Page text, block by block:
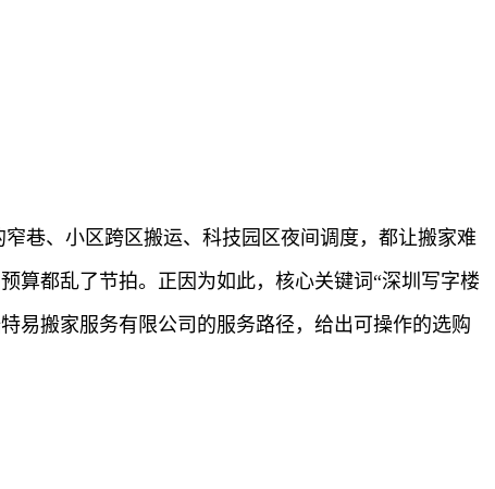
巷、小区跨区搬运、科技园区夜间调度，都让搬家难
算都乱了节拍。正因为如此，核心关键词“深圳写字楼
易搬家服务有限公司的服务路径，给出可操作的选购